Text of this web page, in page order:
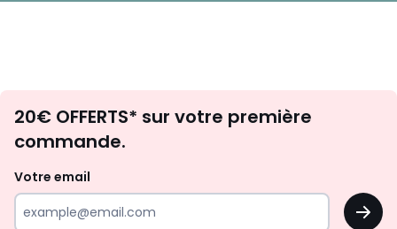
d'inspirations
surprises?
20€ OFFERTS* sur votre première
commande.
Votre email
OK